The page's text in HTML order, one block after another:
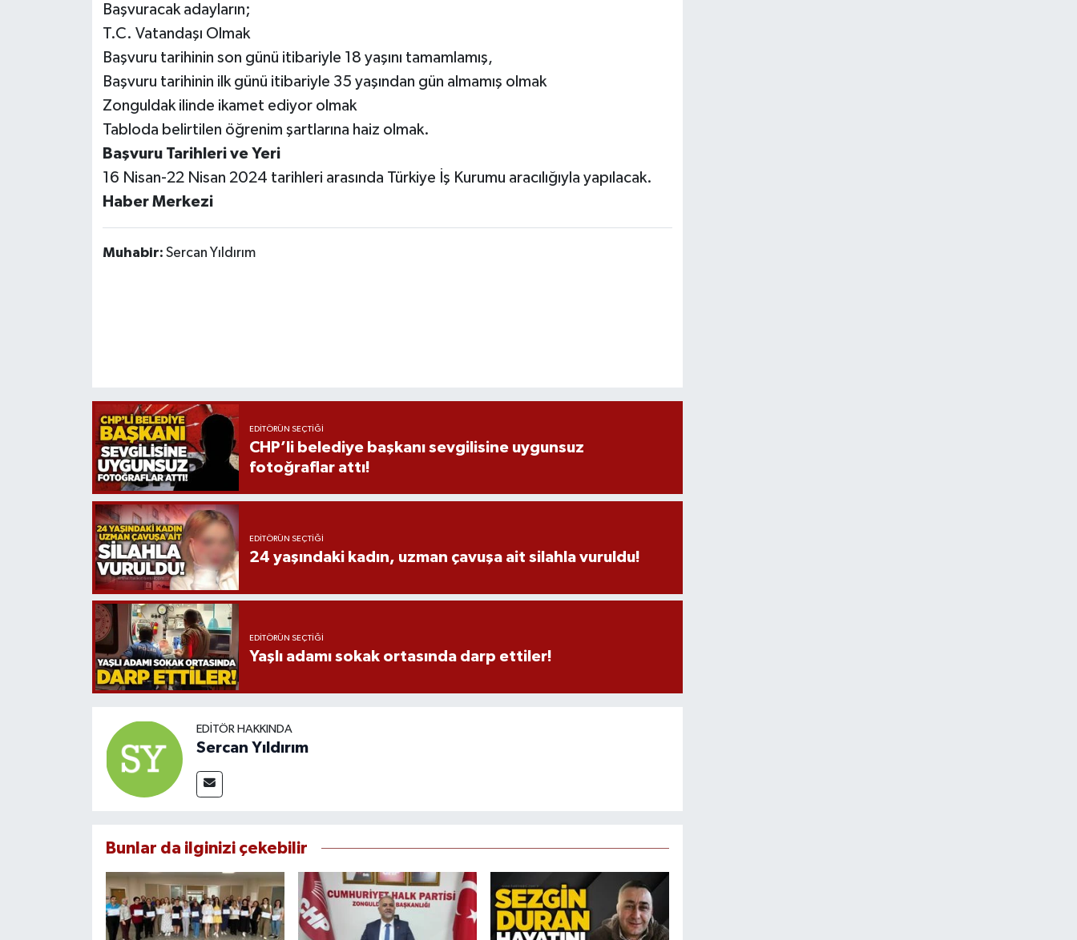
Başvuracak adayların;
T.C. Vatandaşı Olmak
Başvuru tarihinin son günü itibariyle 18 yaşını tamamlamış,
Başvuru tarihinin ilk günü itibariyle 35 yaşından gün almamış olmak
Zonguldak ilinde ikamet ediyor olmak
Tabloda belirtilen öğrenim şartlarına haiz olmak.
Başvuru Tarihleri ve Yeri
16 Nisan-22 Nisan 2024 tarihleri arasında Türkiye İş Kurumu aracılığıyla yapılacak.
Haber Merkezi
Muhabir: Sercan Yıldırım
EDITÖRÜN SEÇTIĞI
CHP’li belediye başkanı sevgilisine uygunsuz
fotoğraflar attı!
EDITÖRÜN SEÇTIĞI
24 yaşındaki kadın, uzman çavuşa ait silahla vuruldu!
EDITÖRÜN SEÇTIĞI
Yaşlı adamı sokak ortasında darp ettiler!
EDITÖR HAKKINDA
Sercan Yıldırım
Bunlar da ilginizi çekebilir
Kültür - Sanat